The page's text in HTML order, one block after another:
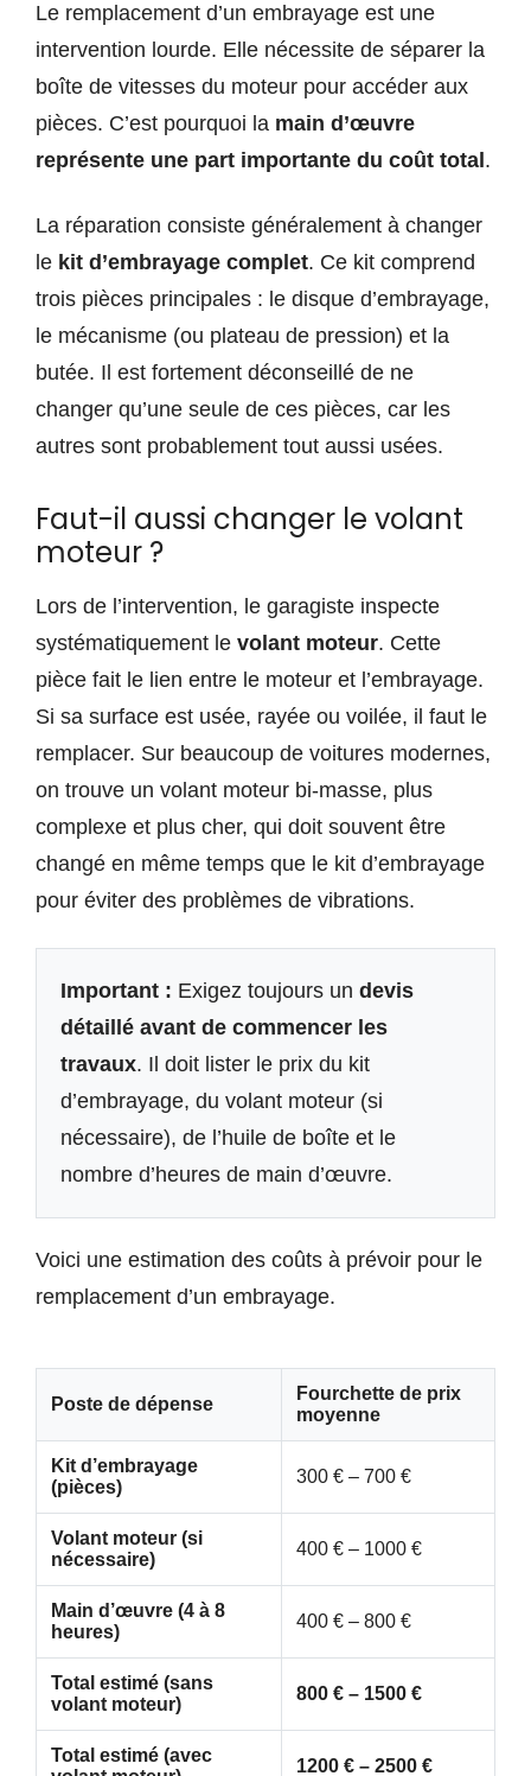
Le remplacement d’un embrayage est une
intervention lourde. Elle nécessite de séparer la
boîte de vitesses du moteur pour accéder aux
pièces. C’est pourquoi la main d’œuvre
représente une part importante du coût total .
La réparation consiste généralement à changer
le kit d’embrayage complet. Ce kit comprend
trois pièces principales : le disque d’embrayage,
le mécanisme (ou plateau de pression) et la
butée. Il est fortement déconseillé de ne
changer qu’une seule de ces pièces, car les
autres sont probablement tout aussi usées.
Faut-il aussi changer le volant
moteur ?
Lors de l’intervention, le garagiste inspecte
systématiquement le volant moteur. Cette
pièce fait le lien entre le moteur et l’embrayage.
Si sa surface est usée, rayée ou voilée, il faut le
remplacer. Sur beaucoup de voitures modernes,
on trouve un volant moteur bi-masse, plus
complexe et plus cher, qui doit souvent être
changé en même temps que le kit d’embrayage
pour éviter des problèmes de vibrations.
Important : Exigez toujours un devis
détaillé avant de commencer les
travaux. Il doit lister le prix du kit
d’embrayage, du volant moteur (si
nécessaire), de l’huile de boîte et le
nombre d’heures de main d’œuvre.
Voici une estimation des coûts à prévoir pour le
remplacement d’un embrayage.
Poste de dépense
Fourchette de prix
moyenne
Kit d’embrayage
(pièces)
300 € – 700 €
Volant moteur (si
nécessaire)
400 € – 1000 €
Main d’œuvre (4 à 8
heures)
400 € – 800 €
Total estimé (sans
volant moteur)
800 € – 1500 €
Total estimé (avec
1200 € – 2500 €